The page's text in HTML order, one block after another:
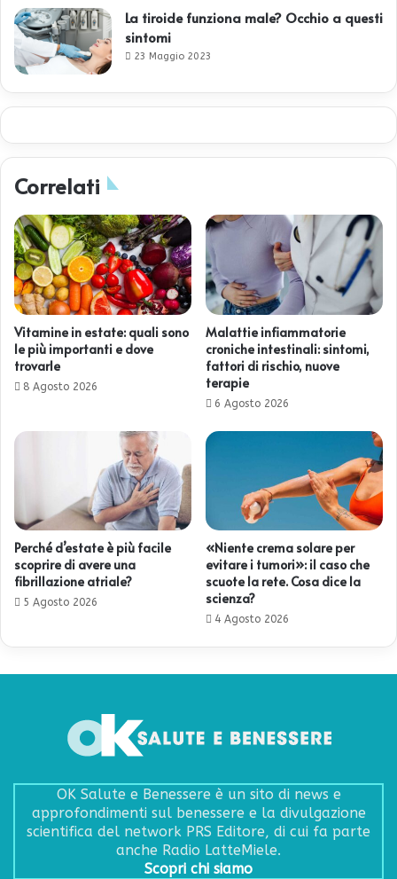
La tiroide funziona male? Occhio a questi
sintomi
23 Maggio 2023
Correlati
Vitamine in estate: quali sono
le più importanti e dove
trovarle
8 Agosto 2026
Malattie infiammatorie
croniche intestinali: sintomi,
fattori di rischio, nuove
terapie
6 Agosto 2026
Perché d’estate è più facile
scoprire di avere una
fibrillazione atriale?
5 Agosto 2026
«Niente crema solare per
evitare i tumori»: il caso che
scuote la rete. Cosa dice la
scienza?
4 Agosto 2026
OK Salute e Benessere è un sito di news e
approfondimenti sul benessere e la divulgazione
scientifica del network PRS Editore, di cui fa parte
anche Radio LatteMiele.
Scopri chi siamo